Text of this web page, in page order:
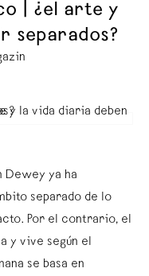
| ¿el arte y
separados?
Dewey ya ha
separado de lo
Por el contrario, el
y vive según el
se basa en